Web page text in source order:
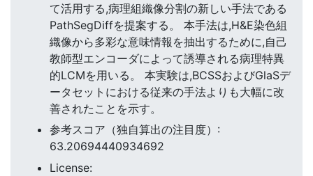
て活用する,病理組織像分割の新しい手法である
PathSegDiffを提案する。 本手法は,H&E染色組
織像から多彩な意味情報を抽出するために,自己
教師型エンコーダによって誘導される病理特異
的LCMを用いる。 本実験は,BCSSおよびGlaSデ
ータセットにおける従来の手法よりも大幅に改
善されたことを示す。
参考スコア（独自算出の注目度）:
63.20694440934692
License: